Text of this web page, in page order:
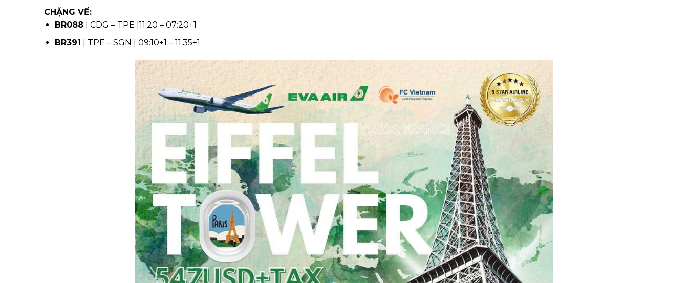
CHẶNG VỀ:
BR088| CDG – TPE |11:20 – 07:20+1
BR391 | TPE – SGN | 09:10+1 – 11:35+1